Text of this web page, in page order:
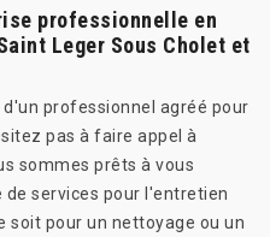
professionnelle en
Leger Sous Cholet et
professionnel agréé pour
pas à faire appel à
sommes prêts à vous
services pour l'entretien
soit pour un nettoyage ou un